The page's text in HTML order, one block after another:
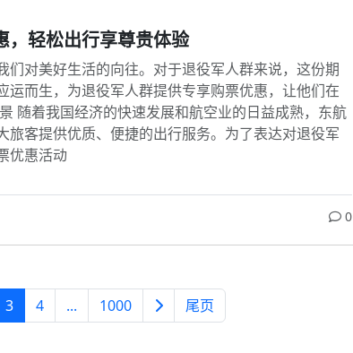
，轻松出行享尊贵体验
对美好生活的向往。对于退役军人群来说，这份期
而生，为退役军人群提供专享购票优惠，让他们在
随着我国经济的快速发展和航空业的日益成熟，东航
客提供优质、便捷的出行服务。为了表达对退役军
优惠活动
0
3 4 ... 1000 尾页